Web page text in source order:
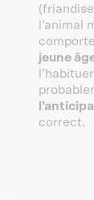
jeune
correct.